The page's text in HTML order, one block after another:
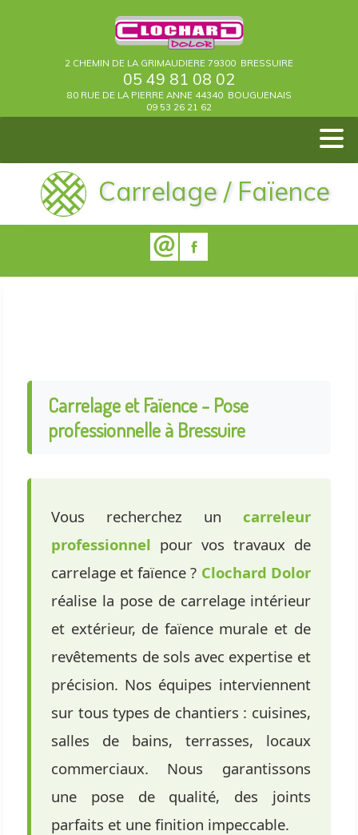
05 49 81 08 02
2 CHEMIN DE LA GRIMAUDIERE 79300 BRESSUIRE
09 53 26 21 62
80 RUE DE LA PIERRE ANNE 44340 BOUGUENAIS
Peinture
Façade
Carrelage / Faïence
Parquet/ Sols PVC
Isolation /cloisons
Electricité
Plomberie / Chauffage
Agencement de locaux professionels
Réalisations
Les Sorinières
Bouguenais
Rezé
La Chevrolière
Pont-Saint-Martin
Actualités
Contacter Clochard Dolor
Entreprise de peinture
Carrelage / Faïence
Carrelage et Faïence - Pose
professionnelle à Bressuire
Vous recherchez un carreleur
professionnel pour vos travaux de
carrelage et faïence ? Clochard Dolor
réalise la pose de carrelage intérieur
et extérieur, de faïence murale et de
revêtements de sols avec expertise et
précision. Nos équipes interviennent
sur tous types de chantiers : cuisines,
salles de bains, terrasses, locaux
commerciaux. Nous garantissons
une pose de qualité, des joints
parfaits et une finition impeccable.